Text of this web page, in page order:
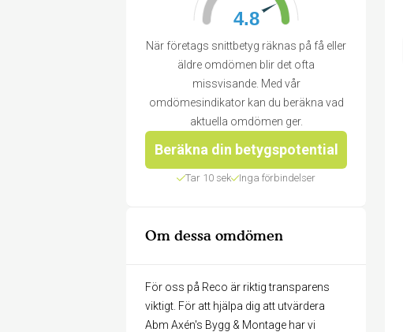
4.8
När företags snittbetyg räknas på få eller
äldre omdömen blir det ofta
missvisande. Med vår
omdömesindikator kan du beräkna vad
aktuella omdömen ger.
Beräkna din betygspotential
Tar 10 sek Inga förbindelser
Om dessa omdömen
För oss på Reco är riktig transparens
viktigt. För att hjälpa dig att utvärdera
Abm Axén's Bygg & Montage har vi